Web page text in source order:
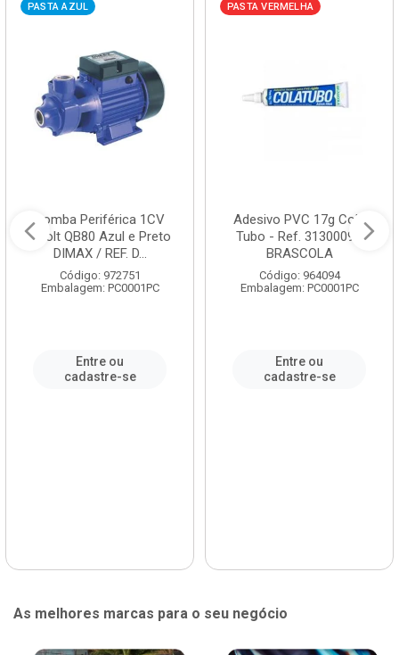
PASTA AZUL
Bomba Periférica 1CV
Bivolt QB80 Azul e Preto
DIMAX / REF. D...
Código: 972751
Embalagem: PC0001PC
Entre ou
cadastre-se
PASTA VERMELHA
Adesivo PVC 17g Cola
Tubo - Ref. 3130009 -
BRASCOLA
Código: 964094
Embalagem: PC0001PC
Entre ou
cadastre-se
As melhores marcas para o seu negócio